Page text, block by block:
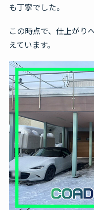
も丁寧でした。
この時点で、仕上がり
えています。